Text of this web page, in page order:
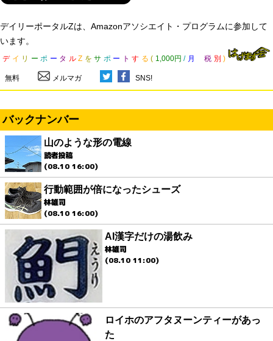
デイリーポータルZは、Amazonアソシエイト・プログラムに参加して
います。
デ イ リ ー ポ ー タ ル Z を サ ポ ー ト す る ( 1,000円 / 月 税 別 )
無料 メルマガ SNS!
バックナンバー
山のような形の電線
読者投稿
(08.10 16:00)
行動範囲が倍になったシューズ
林雄司
(08.10 16:00)
AI漢字だけの湯飲み
林雄司
(08.10 11:00)
ロイホのアフタヌーンティーがあっ
た